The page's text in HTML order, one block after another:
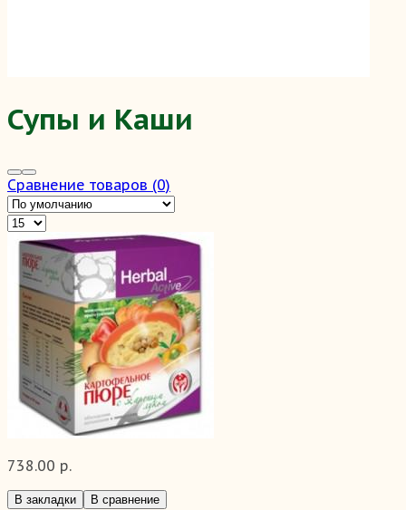
Супы и Каши
Сравнение товаров (0)
738.00 р.
В закладки В сравнение